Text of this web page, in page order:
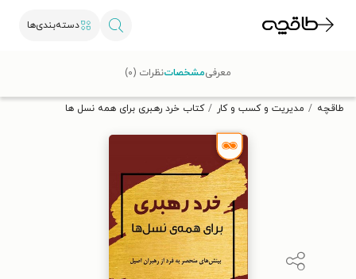
دسته‌بندی‌ها
تخفیف از طاقچه دریافت کن.
طاقچه مدیریت و کسب و کار کتاب خرد رهبری برای همه نسل ها
معرفیمشخصاتنظرات (۰)